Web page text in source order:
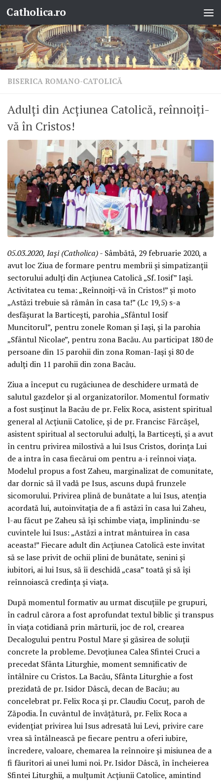
Skip to content
Catholica.ro
BISERICA ROMANO-CATOLICĂ
Adulți din Acțiunea Catolică, reînnoiți-
vă în Cristos!
05.03.2020, Iași (Catholica)- Sâmbătă, 29 februarie 2020, a
avut loc Ziua de formare pentru membrii și simpatizanții
sectorului adulți din Acțiunea Catolică „Sf. Iosif” Iași.
Activitatea cu tema: „Reînnoiți-vă în Cristos!” și moto
„Astăzi trebuie să rămân în casa ta!” (Lc 19,5) s-a
desfășurat la Barticești, parohia „Sfântul Iosif
Muncitorul”, pentru zonele Roman și Iași, și la parohia
„Sfântul Nicolae”, pentru zona Bacău. Au participat 180 de
persoane din 15 parohii din zona Roman-Iași și 80 de
adulți din 11 parohii din zona Bacău.
Ziua a început cu rugăciunea de deschidere urmată de
salutul gazdelor și al organizatorilor. Momentul formativ
a fost susținut la Bacău de pr. Felix Roca, asistent spiritual
general al Acțiunii Catolice, și de pr. Francisc Fărcășel,
asistent spiritual al sectorului adulți, la Barticești, și a avut
în centru privirea milostivă a lui Isus Cristos, dorința Lui
de a intra în casa fiecărui om pentru a-i reînnoi viața.
Modelul propus a fost Zaheu, marginalizat de comunitate,
dar dornic să îl vadă pe Isus, ascuns după frunzele
sicomorului. Privirea plină de bunătate a lui Isus, atenția
acordată lui, autoinvitația de a fi astăzi în casa lui Zaheu,
l-au făcut pe Zaheu să își schimbe viața, împlinindu-se
cuvintele lui Isus: „Astăzi a intrat mântuirea în casa
aceasta!” Fiecare adult din Acțiunea Catolică este invitat
să se lase privit de ochii plini de bunătate, senini și
iubitori, ai lui Isus, să îi deschidă „casa” toată și să își
reînnoiască credința și viața.
După momentul formativ au urmat discuțiile pe grupuri,
în cadrul cărora a fost aprofundat textul biblic și transpus
în viața cotidiană prin mărturii, joc de rol, crearea
Decalogului pentru Postul Mare și găsirea de soluții
concrete la probleme. Devoțiunea Calea Sfintei Cruci a
precedat Sfânta Liturghie, moment semnificativ de
întâlnire cu Cristos. La Bacău, Sfânta Liturghie a fost
prezidată de pr. Isidor Dâscă, decan de Bacău; au
concelebrat pr. Felix Roca și pr. Claudiu Cocuț, paroh de
Zăpodia. În cuvântul de învățătură, pr. Felix Roca a
evidențiat privirea lui Isus adresată lui Levi, privire care
vrea să întâlnească pe fiecare pentru a oferi iubire,
încredere, valoare, chemarea la reînnoire și misiunea de a
fi făuritori ai unei lumi noi. Pr. Isidor Dâscă, în încheierea
Sfintei Liturghii, a mulțumit Acțiunii Catolice, amintind